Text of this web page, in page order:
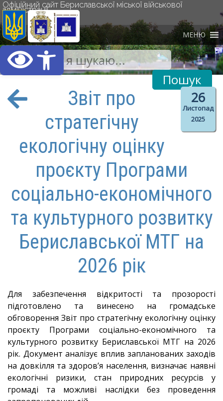
Відкрити Панель
Офіційний сайт Бериславської міської військової
адміністрації
МЕНЮ
26
Листопад
2025
Звіт про
стратегічну
екологічну оцінку
проєкту Програми
соціально-економічного
та культурного розвитку
Бериславської МТГ на
2026 рік
Для забезпечення відкритості та прозорості
підготовлено та винесено на громадське
обговорення Звіт про стратегічну екологічну оцінку
проєкту Програми соціально-економічного та
культурного розвитку Бериславської МТГ на 2026
рік. Документ аналізує вплив запланованих заходів
на довкілля та здоров’я населення, визначає наявні
екологічні ризики, стан природних ресурсів у
громаді та можливі наслідки без проведення